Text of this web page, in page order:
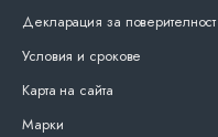
Декларация за поверителност
Условия и срокове
Карта на сайта
Марки